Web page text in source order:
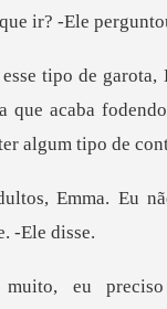
que acaba
a. Eu